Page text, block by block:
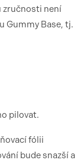
zručnosti není
Gummy Base, tj.
pilovat.
fólii
bude snazší a